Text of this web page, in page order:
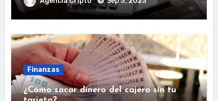
Finanzas
¿Cómo sacar dinero del cajero sin tu